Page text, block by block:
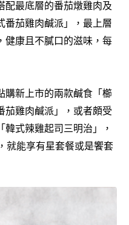
配最底層的番茄燉雞肉及
番茄雞肉鹹派」，最上層
健康且不膩口的滋味，每
購新上市的兩款鹹食「櫛
茄雞肉鹹派」，或者頗受
式辣雞起司三明治」，
就能享有星套餐或是饗套